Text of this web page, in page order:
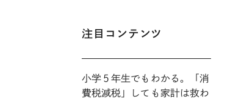
注目コンテンツ
小学５年生でもわかる。「消
費税減税」しても家計は救わ